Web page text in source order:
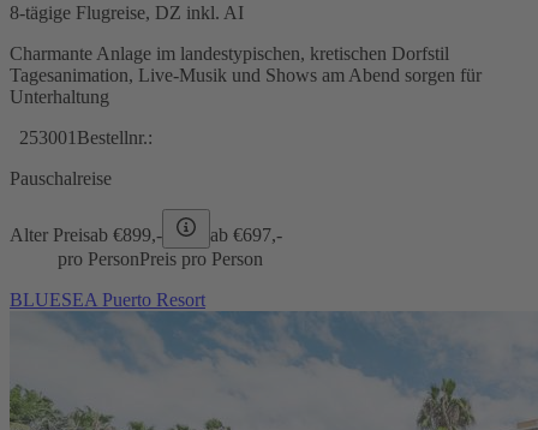
8-tägige Flugreise, DZ inkl. AI
Charmante Anlage im landestypischen, kretischen Dorfstil
Tagesanimation, Live-Musik und Shows am Abend sorgen für
Unterhaltung
253001 Bestellnr.:
Pauschalreise
Alter Preisab €899,- ab €697,-
pro PersonPreis pro Person
BLUESEA Puerto Resort